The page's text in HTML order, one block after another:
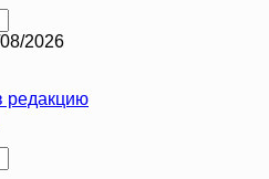
2026
редакцию